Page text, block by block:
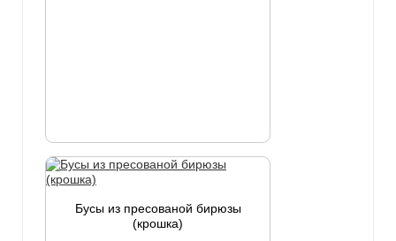
Бусы из пресованой бирюзы
(крошка)